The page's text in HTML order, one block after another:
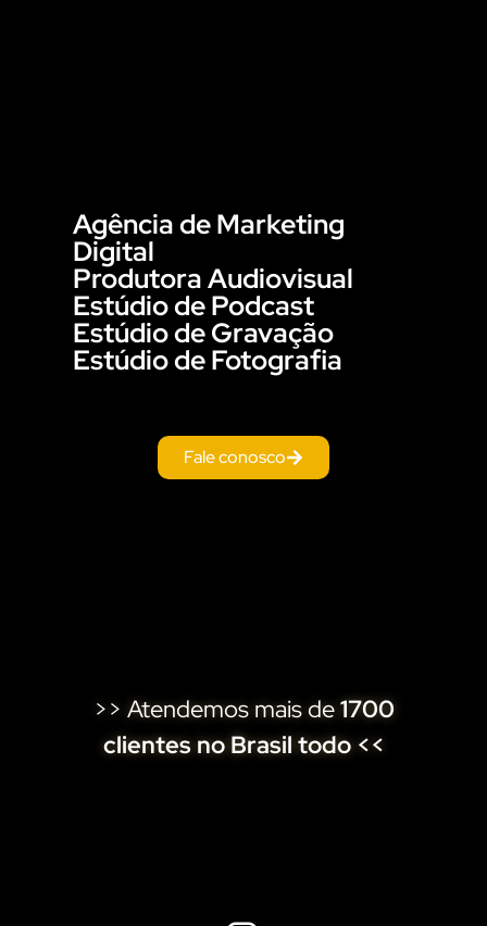
Agência de Marketing
Digital
Produtora Audiovisual
Estúdio de Podcast
Estúdio de Gravação
Estúdio de Fotografia
Fale conosco
>> Atendemos mais de1700
clientes no Brasil todo <<